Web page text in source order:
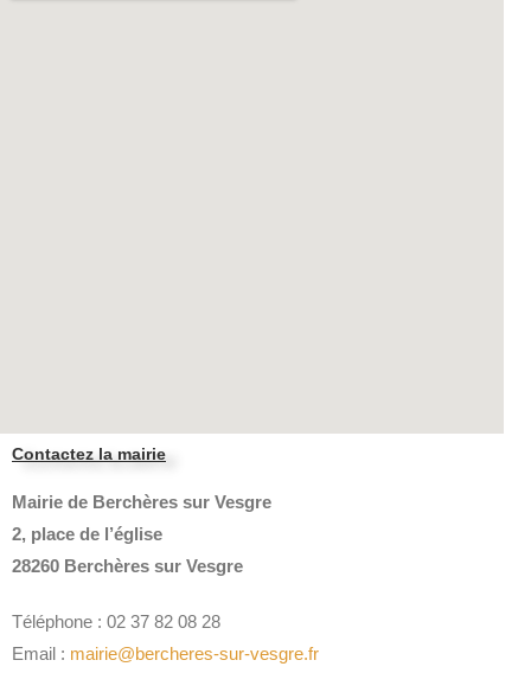
Contactez la mairie
Mairie de Berchères sur Vesgre
2, place de l’église
28260 Berchères sur Vesgre
Téléphone : 02 37 82 08 28
Email : mairie@bercheres-sur-vesgre.fr